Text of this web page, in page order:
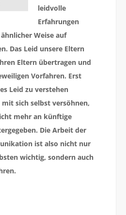
leidvolle
Erfahrungen
Weise auf
Das Leid unsere Eltern
Eltern übertragen und
Vorfahren. Erst
Leid zu verstehen
sich selbst versöhnen,
mehr an künftige
Die Arbeit der
ist also nicht nur
wichtig, sondern auch